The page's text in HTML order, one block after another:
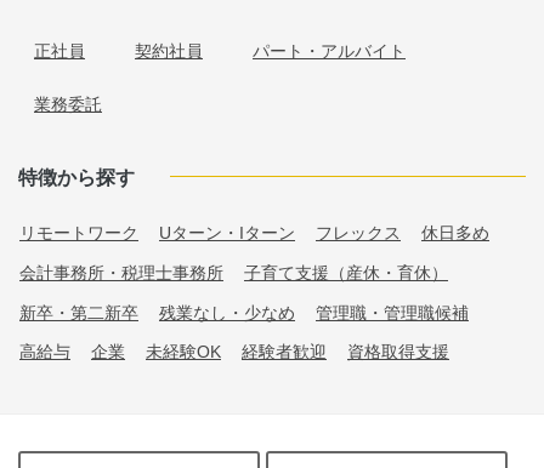
正社員 契約社員 パート・アルバイト
業務委託
特徴から探す
リモートワーク Uターン・Iターン フレックス 休日多め
会計事務所・税理士事務所 子育て支援（産休・育休）
新卒・第二新卒 残業なし・少なめ 管理職・管理職候補
高給与 企業 未経験OK 経験者歓迎 資格取得支援